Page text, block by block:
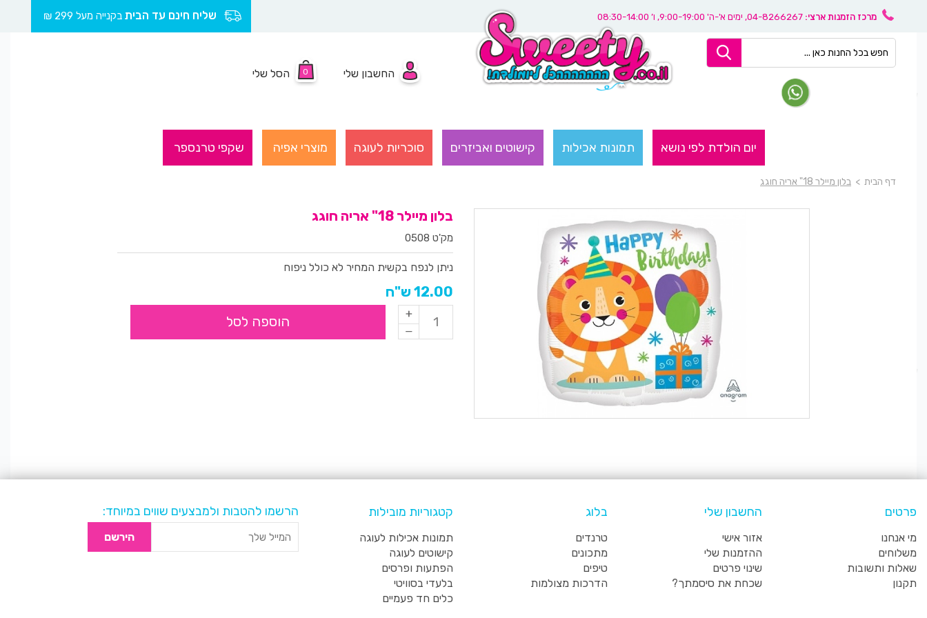
מרכז הזמנות ארצי: 04-8266267, ימים א'-ה' 9:00-19:00, ו’ 08:30-14:00 שליח חינם עד הבית בקנייה מעל 299 ₪
החשבון שלי 0 הסל שלי
יום הולדת לפי נושא תמונות אכילות קישוטים ואביזרים סוכריות לעוגה מוצרי אפיה שקפי טרנספר
דף הבית > בלון מיילר 18" אריה חוגג
בלון מיילר 18" אריה חוגג
מק'ט 0508
ניתן לנפח בקשית המחיר לא כולל ניפוח
12.00 ש"ח
הוספה לסל
פרטים
מי אנחנו
משלוחים
שאלות ותשובות
תקנון
החשבון שלי
אזור אישי
ההזמנות שלי
שינוי פרטים
שכחת את סיסמתך?
בלוג
טרנדים
מתכונים
טיפים
הדרכות מצולמות
קטגוריות מובילות
תמונות אכילות לעוגה
קישוטים לעוגה
הפתעות ופרסים
בלעדי בסוויטי
כלים חד פעמיים
הרשמו להטבות ולמבצעים שווים במיוחד:
הירשם